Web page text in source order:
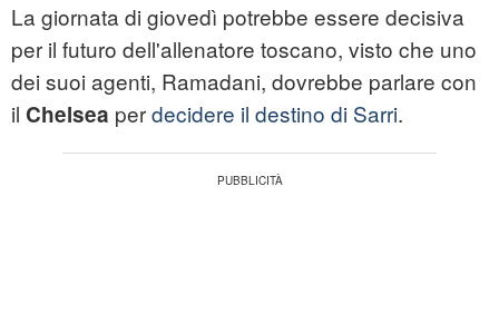
La giornata di giovedì potrebbe essere decisiva
per il futuro dell'allenatore toscano, visto che uno
dei suoi agenti, Ramadani, dovrebbe parlare con
il Chelsea perdecidere il destino di Sarri.